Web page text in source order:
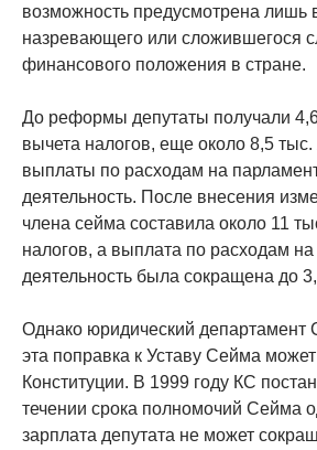
возможность предусмотрена лишь
назревающего или сложившегося
финансового положения в стране.
До реформы депутаты получали
вычета налогов, еще около 8,5 тыс.
выплаты по расходам на
деятельность. После внесения
члена сейма составила около 11
налогов, а выплата по расходам
деятельность была сокращена до
Однако юридический департамент
эта поправка к Уставу Сейма
Конституции. В 1999 году КС
течении срока полномочий Сейма
зарплата депутата не может